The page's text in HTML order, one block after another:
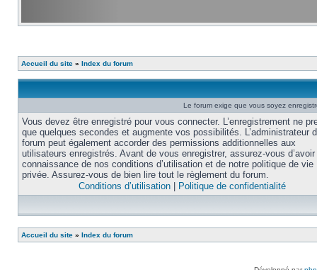
Accueil du site » Index du forum
Le forum exige que vous soyez
Vous devez être enregistré pour vous connecter. L’enregistrement ne
que quelques secondes et augmente vos possibilités. L’administrateur
forum peut également accorder des permissions additionnelles aux
utilisateurs enregistrés. Avant de vous enregistrer, assurez-vous
connaissance de nos conditions d’utilisation et de notre politique de vie
privée. Assurez-vous de bien lire tout le règlement du forum.
Conditions d’utilisation
Politique de confidentialité
Accueil du site » Index du forum